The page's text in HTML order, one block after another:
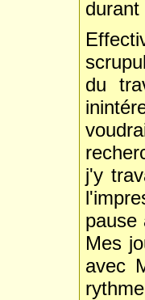
durant
du
j'y
pause
Mes
avec